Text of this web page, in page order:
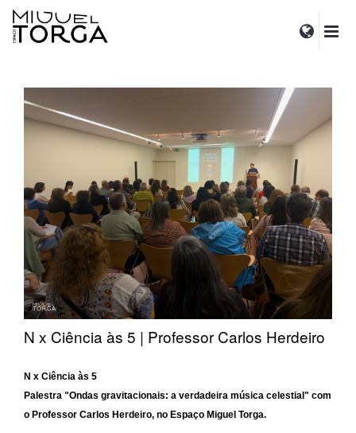
N x Ciência às 5 | Professor Carlos Herdeiro
N x Ciência às 5
Palestra "Ondas gravitacionais: a verdadeira música celestial" com
o Professor Carlos Herdeiro, no Espaço Miguel Torga.